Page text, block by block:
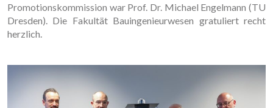
Promotionskommission war Prof. Dr. Michael Engelmann (TU
Dresden). Die Fakultät Bauingenieurwesen gratuliert recht
herzlich.